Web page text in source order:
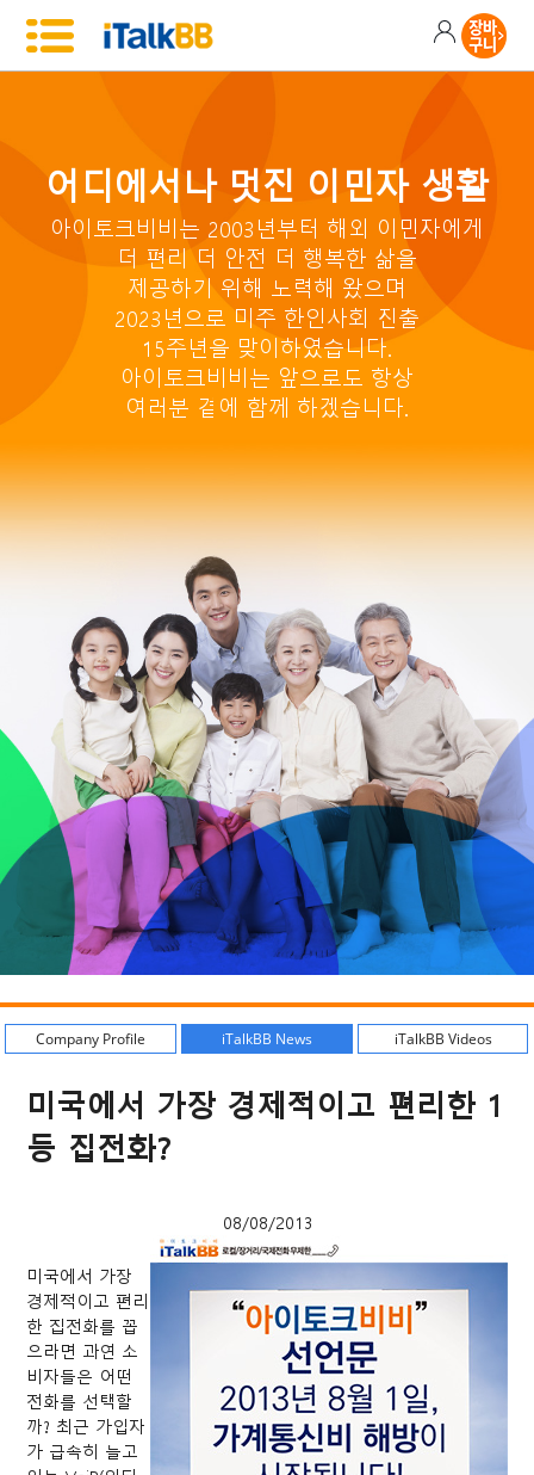
어디에서나 멋진 이민자 생활
아이토크비비는 2003년부터 해외 이민자에게
더 편리 더 안전 더 행복한 삶을
제공하기 위해 노력해 왔으며
2023년으로 미주 한인사회 진출
15주년을 맞이하였습니다.
아이토크비비는 앞으로도 항상
여러분 곁에 함께 하겠습니다.
Company Profile iTalkBB News iTalkBB Videos
미국에서 가장 경제적이고 편리한 1
등 집전화?
08/08/2013
미국에서 가장
경제적이고 편리
한 집전화를 꼽
으라면 과연 소
비자들은 어떤
전화를 선택할
까? 최근 가입자
가 급속히 늘고